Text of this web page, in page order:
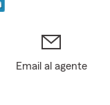
Email al agente